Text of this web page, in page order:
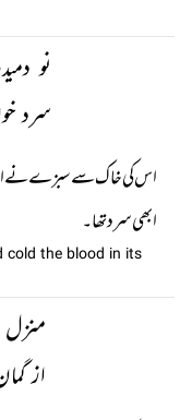
نو
سرد
اس کی خاک سے سبزے نے
ابھی سرد تھا۔
cold the blood in its
از